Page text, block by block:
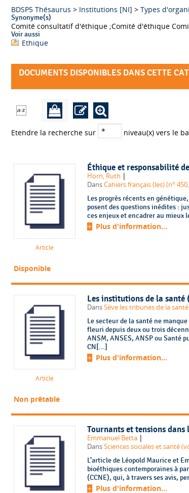
BDSP5 Thésaurus > Institutions [NI] > Types
Synonyme(s)
Comité
Voir aussi
Ethique
DOCUMENTS DISPONIBLES DANS CETTE
Etendre la recherche sur niveau(x) vers le
Article
Éthique et responsabilité
Horn, Ruth |
DansCahiers français (les) (n°
Les progrès récents en
posent des questions inédites :
ces enjeux et encadrer au mieux
Plus d'information...
Disponible
Article
Les institutions de la santé
DansSève les tribunes de la
Le secteur de la santé ne
fleuri depuis deux ou trois
ANSM, ANSES, ANSP ou Santé
CN[...]
Plus d'information...
Non prêtable
Tournants et tensions
Emmanuel Betta |
DansSciences sociales et santé
L’article de Léopold Maurice et
bioéthiques contemporaines à
(CCNE), qui, à travers ses avis,
Plus d'information...